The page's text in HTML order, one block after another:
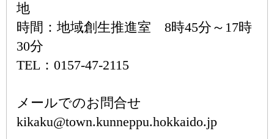
地
時間：地域創生推進室 8時45分～17時
30分
TEL：0157-47-2115
メールでのお問合せ
kikaku@town.kunneppu.hokkaido.jp